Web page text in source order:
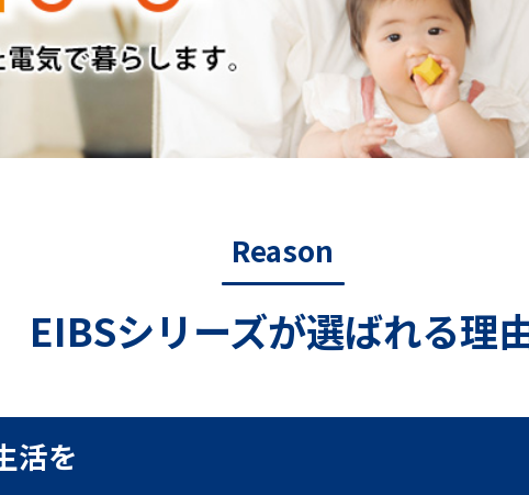
万台 の大ヒット製品
EIBS 7後継機
Reason
EIBSシリーズが選ばれる理
活を